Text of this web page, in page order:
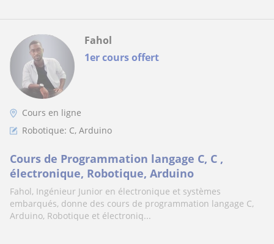
1er cours offert
Fahol
Cours en ligne
Robotique: C, Arduino
Cours de Programmation langage C, C ,
électronique, Robotique, Arduino
Fahol, Ingénieur Junior en électronique et systèmes
embarqués, donne des cours de programmation langage C,
Arduino, Robotique et électroniq...